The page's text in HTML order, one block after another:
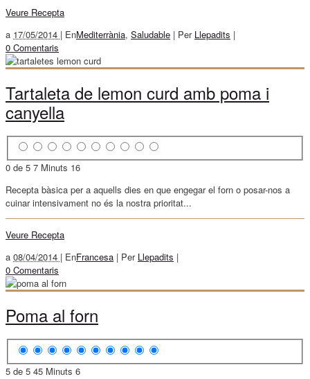
Veure Recepta
a 17/05/2014 | EnMediterrània, Saludable | Per Llepadits |
0 Comentaris
Tartaleta de lemon curd amb poma i
canyella
0 de 5 7 Minuts 16
Recepta bàsica per a aquells dies en que engegar el forn o posar-nos a
cuinar intensivament no és la nostra prioritat...
Veure Recepta
a 08/04/2014 | EnFrancesa | Per Llepadits |
0 Comentaris
Poma al forn
5 de 5 45 Minuts 6